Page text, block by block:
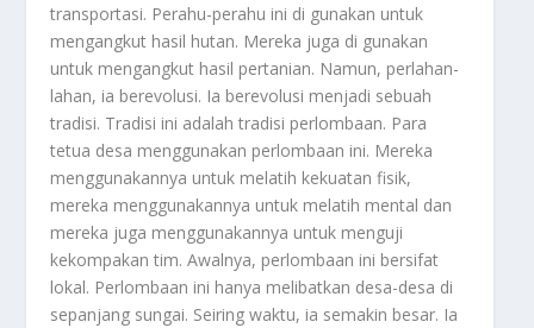
transportasi. Perahu-perahu ini di gunakan untuk
mengangkut hasil hutan. Mereka juga di gunakan
untuk mengangkut hasil pertanian. Namun, perlahan-
lahan, ia berevolusi. Ia berevolusi menjadi sebuah
tradisi. Tradisi ini adalah tradisi perlombaan. Para
tetua desa menggunakan perlombaan ini. Mereka
menggunakannya untuk melatih kekuatan fisik,
mereka menggunakannya untuk melatih mental dan
mereka juga menggunakannya untuk menguji
kekompakan tim. Awalnya, perlombaan ini bersifat
lokal. Perlombaan ini hanya melibatkan desa-desa di
sepanjang sungai. Seiring waktu, ia semakin besar. Ia